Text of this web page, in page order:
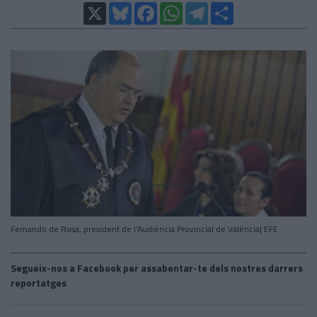
X BlueskyFacebookWhatsAppTelegram
Fernando de Rosa, president de l'Audiència Provincial de València| EFE
Segueix-nos a Facebook per assabentar-te dels nostres darrers
reportatges